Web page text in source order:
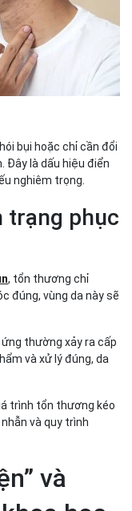
bụi hoặc chỉ cần đổi
Đây là dấu hiệu điển
nghiêm trọng.
trạng phục
, tổn thương chỉ
đúng, vùng da này sẽ
thường xảy ra cấp
và xử lý đúng, da
trình tổn thương kéo
và quy trình
và